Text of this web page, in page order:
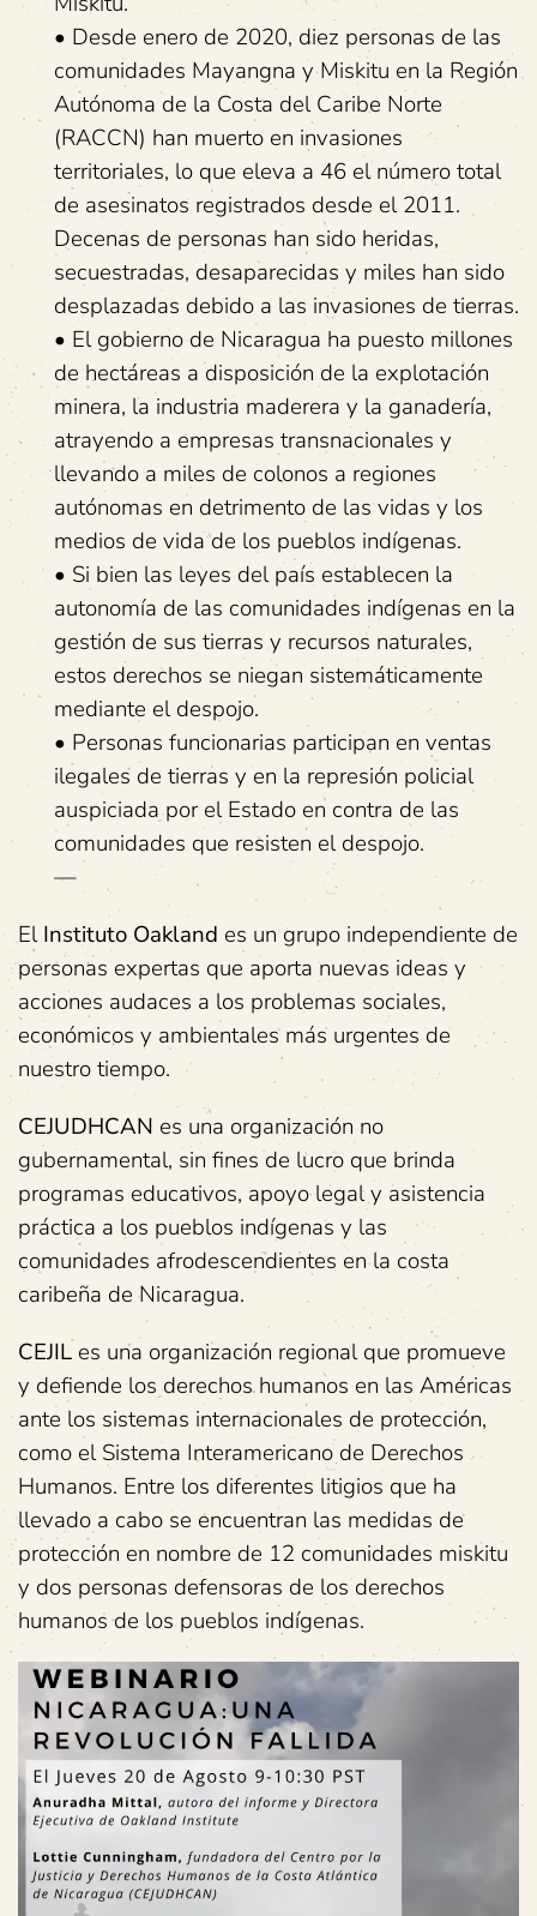
• Desde enero de 2020, diez personas de las
comunidades Mayangna y Miskitu en la Región
Autónoma de la Costa del Caribe Norte
(RACCN) han muerto en invasiones
territoriales, lo que eleva a 46 el número total
de asesinatos registrados desde el 2011.
Decenas de personas han sido heridas,
secuestradas, desaparecidas y miles han sido
desplazadas debido a las invasiones de tierras.
• El gobierno de Nicaragua ha puesto millones
de hectáreas a disposición de la explotación
minera, la industria maderera y la ganadería,
atrayendo a empresas transnacionales y
llevando a miles de colonos a regiones
autónomas en detrimento de las vidas y los
medios de vida de los pueblos indígenas.
• Si bien las leyes del país establecen la
autonomía de las comunidades indígenas en la
gestión de sus tierras y recursos naturales,
estos derechos se niegan sistemáticamente
mediante el despojo.
• Personas funcionarias participan en ventas
ilegales de tierras y en la represión policial
auspiciada por el Estado en contra de las
comunidades que resisten el despojo.
—
ElInstituto Oakland es un grupo independiente de
personas expertas que aporta nuevas ideas y
acciones audaces a los problemas sociales,
económicos y ambientales más urgentes de
nuestro tiempo.
CEJUDHCAN es una organización no
gubernamental, sin fines de lucro que brinda
programas educativos, apoyo legal y asistencia
práctica a los pueblos indígenas y las
comunidades afrodescendientes en la costa
caribeña de Nicaragua.
CEJIL es una organización regional que promueve
y defiende los derechos humanos en las Américas
ante los sistemas internacionales de protección,
como el Sistema Interamericano de Derechos
Humanos. Entre los diferentes litigios que ha
llevado a cabo se encuentran las medidas de
protección en nombre de 12 comunidades miskitu
y dos personas defensoras de los derechos
humanos de los pueblos indígenas.